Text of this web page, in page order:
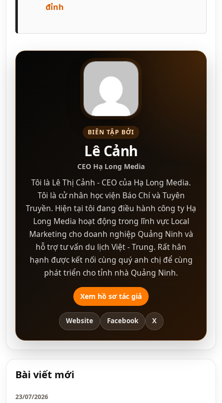
đỉnh
BIÊN TẬP BỞI
Lê Cảnh
CEO Hạ Long Media
Tôi là Lê Thị Cảnh - CEO của Hạ Long Media.
Tôi là cử nhân học viện Báo Chí và Tuyên
Truyền. Hiện tại tôi đang điều hành công ty Hạ
Long Media hoạt động trong lĩnh vực Local
Marketing cho doanh nghiệp Quảng Ninh và
hỗ trợ tư vấn du lịch Việt - Trung. Rất hân
hạnh được kết nối cùng quý anh chị để cùng
phát triển cho tỉnh nhà Quảng Ninh.
Xem hồ sơ tác giả
Website Facebook X
Bài viết mới
23/07/2026